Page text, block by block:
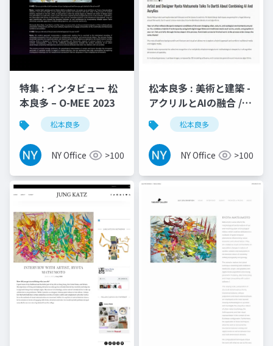
特集 : インタビュー 松
本良多 – O-MEE 2023
松本良多
NY Office >100
松本良多 : 美術と建築 -
アクリルとAIの融合 /
Durtti 2017
松本良多
NY Office >100